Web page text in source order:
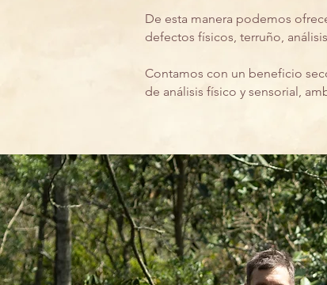
De esta manera podemos
defectos físicos, terruño,
Contamos con un beneficio
de análisis físico y sensorial,